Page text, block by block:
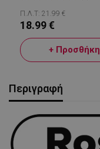
Π.Λ.Τ: 21.99 €
18.99 €
+ Προσθήκη
Περιγραφή